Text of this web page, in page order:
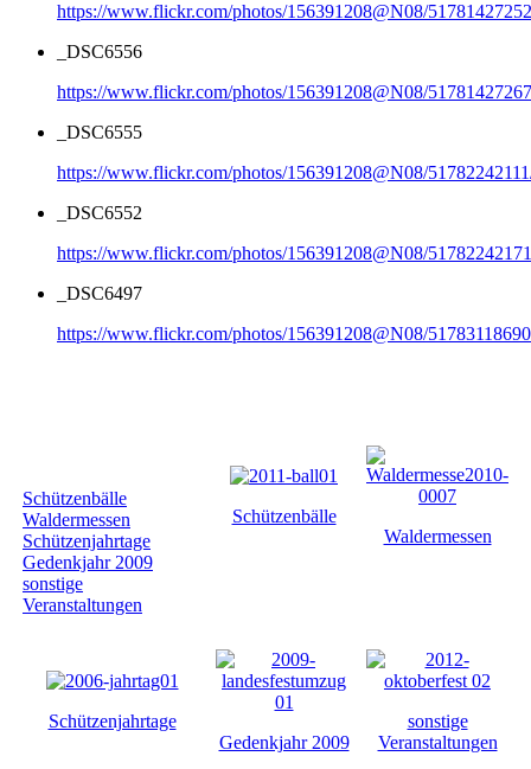
https://www.flickr.com/photos/156391208@N08/
_DSC6556
https://www.flickr.com/photos/156391208@N08/
_DSC6555
https://www.flickr.com/photos/156391208@N08/
_DSC6552
https://www.flickr.com/photos/156391208@N08/
_DSC6497
https://www.flickr.com/photos/156391208@N08/
Schützenbälle
Waldermessen
Schützenjahrtage
Gedenkjahr 2009
sonstige
Veranstaltungen
Schützenbälle
Waldermessen
Schützenjahrtage
Gedenkjahr 2009
sonstige
Veranstaltungen